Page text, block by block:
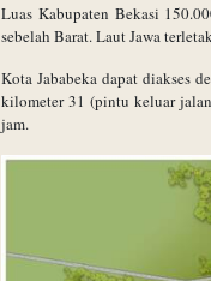
Luas Kabupaten Bekasi
sebelah Barat. Laut Jawa
Kota Jababeka dapat diakses
kilometer 31 (pintu keluar
jam.